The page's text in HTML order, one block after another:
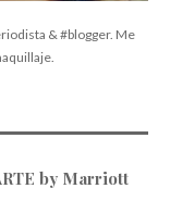
& #blogger. Me
by Marriott